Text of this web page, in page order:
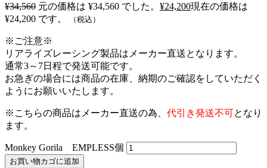
¥34,560 元の価格は ¥34,560 でした。 ¥24,200現在の価格は
¥24,200 です。
（税込）
※ご注意※
リアライズレーシング製品はメーカー直送となります。
通常3～7日程で発送可能です。
お急ぎの場合には商品の在庫、納期のご確認をしていただく
ようにお願いいたします。
※こちらの商品はメーカー直送の為、 代引き発送不可となり
ます。
Monkey Gorila EMPLESS個
お買い物カゴに追加